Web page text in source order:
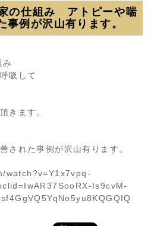
の仕組み アトピーや喘
事例が沢山有ります。
み
吸して
きます。
された事例が沢山有ります。
watch?v=Y1x7vpq-
Is9cvM-